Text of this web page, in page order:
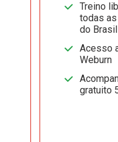
Treino
todas
do Brasil
Acesso
Weburn
gratuito